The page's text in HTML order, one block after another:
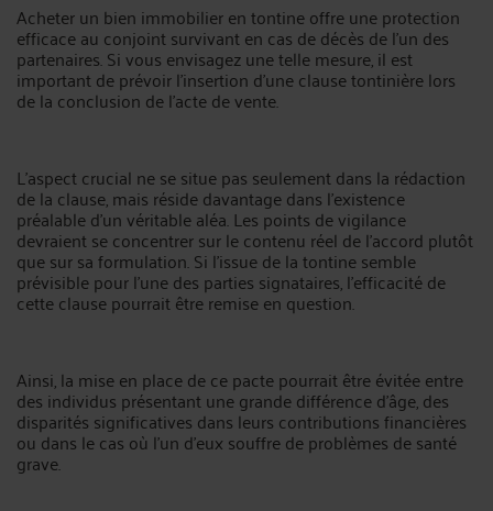
Acheter un bien immobilier en tontine offre une protection
efficace au conjoint survivant en cas de décès de l'un des
partenaires. Si vous envisagez une telle mesure, il est
important de prévoir l'insertion d'une clause tontinière lors
de la conclusion de l'acte de vente.
L'aspect crucial ne se situe pas seulement dans la rédaction
de la clause, mais réside davantage dans l'existence
préalable d'un véritable aléa. Les points de vigilance
devraient se concentrer sur le contenu réel de l'accord plutôt
que sur sa formulation. Si l'issue de la tontine semble
prévisible pour l'une des parties signataires, l'efficacité de
cette clause pourrait être remise en question.
Ainsi, la mise en place de ce pacte pourrait être évitée entre
des individus présentant une grande différence d'âge, des
disparités significatives dans leurs contributions financières
ou dans le cas où l'un d'eux souffre de problèmes de santé
grave.